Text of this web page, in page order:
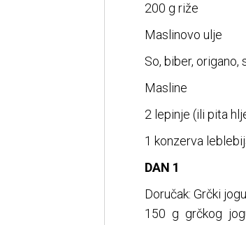
200 g riže
Maslinovo ulje
So, biber, origano,
Masline
2 lepinje (ili pita
1 konzerva
DAN 1
Doručak: Grčki
150 g grčkog